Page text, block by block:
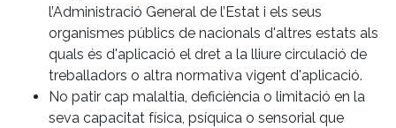
l’Administració General de l’Estat i els seus
organismes públics de nacionals d'altres estats als
quals és d'aplicació el dret a la lliure circulació de
treballadors o altra normativa vigent d'aplicació.
No patir cap malaltia, deficiència o limitació en la
seva capacitat física, psíquica o sensorial que